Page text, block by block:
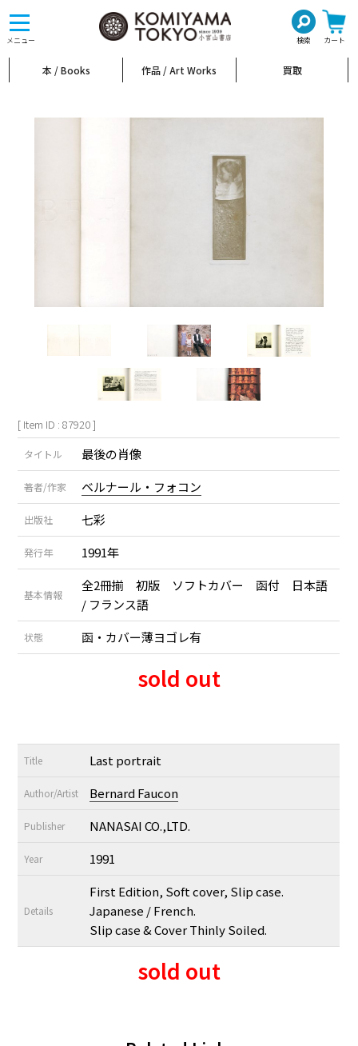
メニュー 検索 カート
toggle
navigation
本 / Books 作品 / Art Works 買取
[ Item ID : 87920 ]
タイトル 最後の肖像
著者/作家 ベルナール・フォコン
出版社 七彩
発行年 1991年
基本情報
全2冊揃 初版 ソフトカバー 函付 日本語
/ フランス語
状態 函・カバー薄ヨゴレ有
sold out
Title Last portrait
Author/Artist Bernard Faucon
Publisher NANASAI CO.,LTD.
Year 1991
Details
First Edition, Soft cover, Slip case.
Japanese / French.
Slip case & Cover Thinly Soiled.
sold out